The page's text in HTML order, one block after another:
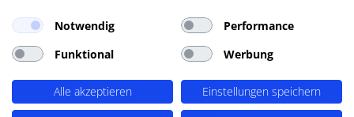
© PERIMETRIK® 2026 |Impressum Datenschutzerklärung|Cookies
Standorte|FAQs|Glossar|Branchen|Software|Über uns|
Notwendig
Performance
Funktional
Werbung
Alle akzeptieren
Einstellungen speichern